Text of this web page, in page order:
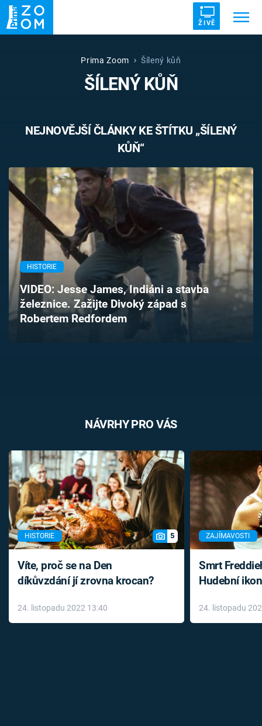
ŽIVĚ
DRUHÁ SVĚTOVÁ VÁLKA
VETŘELCI DÁVNOVĚKU
Témata
Pořady
TV Program
Časopis
Sledujte prima+
Prima Zoom Šílený kůň
ŠÍLENÝ KŮŇ
NEJNOVĚJŠÍ ČLÁNKY KE ŠTÍTKU „ŠÍLENÝ
KŮŇ“
HISTORIE
VIDEO: Jesse James, Indiáni a stavba
železnice. Zažijte Divoký západ s
Robertem Redfordem
NÁVRHY PRO VÁS
HISTORIE 5
Víte, proč se na Den
díkůvzdání jí zrovna krocan?
24. listopadu 2022 13:40
ZAJÍMAVOSTI
Smrt
Hudební
léky
24. listopadu